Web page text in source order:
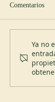
Comentarios
Ya no